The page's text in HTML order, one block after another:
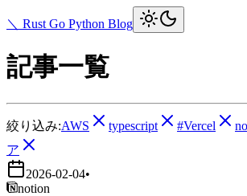
＼ Rust Go Python Blog
記事一覧
絞り込み:AWS typescript #Vercel
ア
2026-02-04•
notion